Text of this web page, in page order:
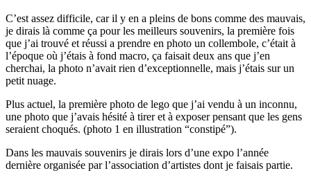
C’est assez difficile, car il y en a pleins de bons comme des mauvais,
je dirais là comme ça pour les meilleurs souvenirs, la première fois
que j’ai trouvé et réussi a prendre en photo un collembole, c’était à
l’époque où j’étais à fond macro, ça faisait deux ans que j’en
cherchai, la photo n’avait rien d’exceptionnelle, mais j’étais sur un
petit nuage.
Plus actuel, la première photo de lego que j’ai vendu à un inconnu,
une photo que j’avais hésité à tirer et à exposer pensant que les gens
seraient choqués. (photo 1 en illustration “constipé”).
Dans les mauvais souvenirs je dirais lors d’une expo l’année
dernière organisée par l’association d’artistes dont je faisais partie.